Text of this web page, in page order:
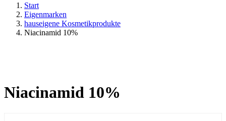
Start
Eigenmarken
hauseigene Kosmetikprodukte
Niacinamid 10%
Niacinamid 10%